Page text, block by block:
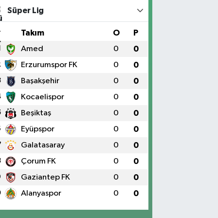
Süper Lig
Takım O P
Amed 0 0
Erzurumspor FK 0 0
Başakşehir 0 0
Kocaelispor 0 0
Beşiktaş 0 0
Eyüpspor 0 0
Galatasaray 0 0
Çorum FK 0 0
Gaziantep FK 0 0
Alanyaspor 0 0